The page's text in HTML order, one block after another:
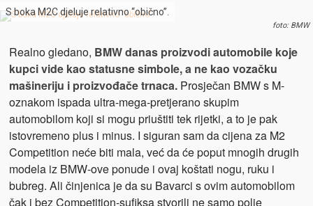
S boka M2C djeluje relativno “obično”.
foto: BMW
Realno gledano, BMW danas proizvodi automobile koje
kupci vide kao statusne simbole, a ne kao vozačku
mašineriju i proizvođače trnaca.Prosječan BMW s M-
oznakom ispada ultra-mega-pretjerano skupim
automobilom koji si mogu priuštiti tek rijetki, a to je pak
istovremeno plus i minus. I siguran sam da cijena za M2
Competition neće biti mala, već da će poput mnogih drugih
modela iz BMW-ove ponude i ovaj koštati nogu, ruku i
bubreg. Ali činjenica je da su Bavarci s ovim automobilom
čak i bez Competition-sufiksa stvorili ne samo polje